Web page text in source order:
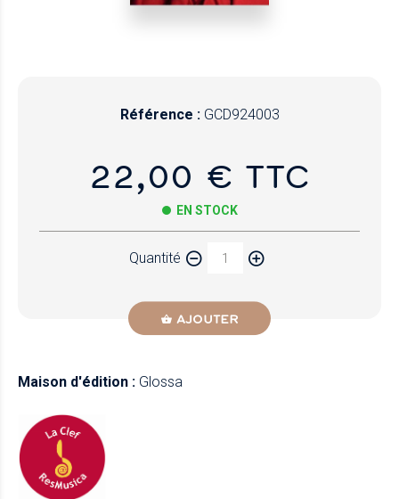
Référence : GCD924003
22,00 € TTC
EN STOCK
Quantité
AJOUTER
Maison d'édition : Glossa